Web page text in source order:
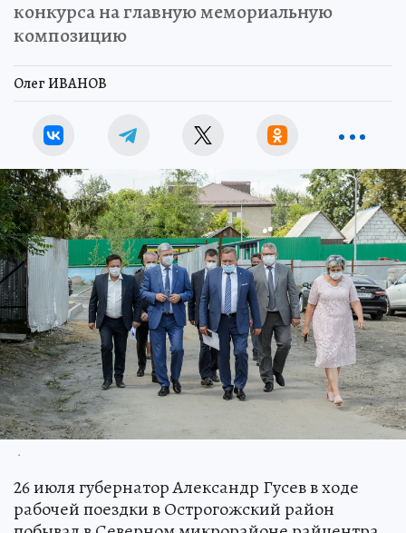
конкурса на главную мемориальную
композицию
Олег ИВАНОВ
.
26 июля губернатор Александр Гусев в ходе
рабочей поездки в Острогожский район